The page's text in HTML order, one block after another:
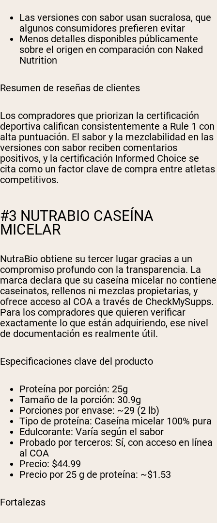
Las versiones con sabor usan sucralosa, que
algunos consumidores prefieren evitar
Menos detalles disponibles públicamente
sobre el origen en comparación con Naked
Nutrition
Resumen de reseñas de clientes
Los compradores que priorizan la certificación
deportiva califican consistentemente a Rule 1 con
alta puntuación. El sabor y la mezclabilidad en las
versiones con sabor reciben comentarios
positivos, y la certificación Informed Choice se
cita como un factor clave de compra entre atletas
competitivos.
#3 NUTRABIO CASEÍNA
MICELAR
NutraBio obtiene su tercer lugar gracias a un
compromiso profundo con la transparencia. La
marca declara que su caseína micelar no contiene
caseinatos, rellenos ni mezclas propietarias, y
ofrece acceso al COA a través de CheckMySupps.
Para los compradores que quieren verificar
exactamente lo que están adquiriendo, ese nivel
de documentación es realmente útil.
Especificaciones clave del producto
Proteína por porción: 25g
Tamaño de la porción: 30.9g
Porciones por envase: ~29 (2 lb)
Tipo de proteína: Caseína micelar 100% pura
Edulcorante: Varía según el sabor
Probado por terceros: Sí, con acceso en línea
al COA
Precio: $44.99
Precio por 25 g de proteína: ~$1.53
Fortalezas